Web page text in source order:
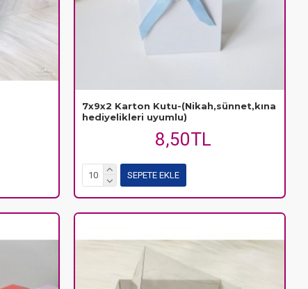
7x9x2 Karton Kutu-(Nikah,sünnet,kına
hediyelikleri uyumlu)
8,50TL
SEPETE EKLE